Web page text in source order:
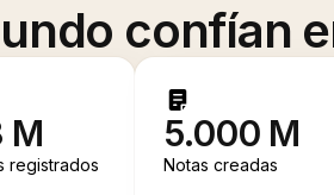
confían
M
registrados
5.000 M
Notas creadas